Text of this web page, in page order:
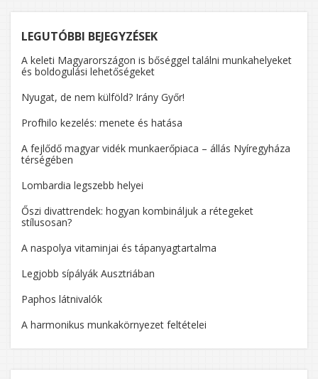
LEGUTÓBBI BEJEGYZÉSEK
A keleti Magyarországon is bőséggel találni munkahelyeket
és boldogulási lehetőségeket
Nyugat, de nem külföld? Irány Győr!
Profhilo kezelés: menete és hatása
A fejlődő magyar vidék munkaerőpiaca – állás Nyíregyháza
térségében
Lombardia legszebb helyei
Őszi divattrendek: hogyan kombináljuk a rétegeket
stílusosan?
A naspolya vitaminjai és tápanyagtartalma
Legjobb sípályák Ausztriában
Paphos látnivalók
A harmonikus munkakörnyezet feltételei